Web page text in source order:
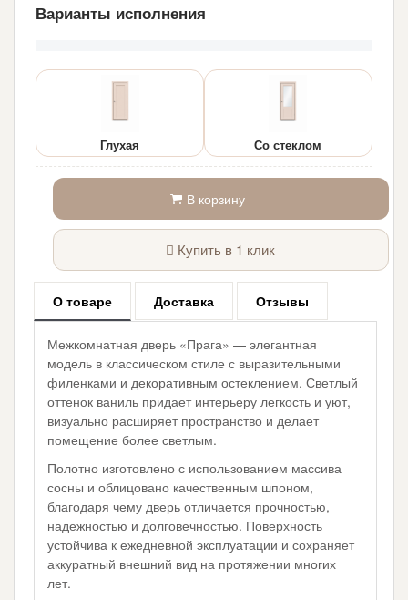
Варианты исполнения
Глухая Со стеклом
В корзину
Купить в 1 клик
О товаре Доставка Отзывы
Межкомнатная дверь «Прага» — элегантная
модель в классическом стиле с выразительными
филенками и декоративным остеклением. Светлый
оттенок ваниль придает интерьеру легкость и уют,
визуально расширяет пространство и делает
помещение более светлым.
Полотно изготовлено с использованием массива
сосны и облицовано качественным шпоном,
благодаря чему дверь отличается прочностью,
надежностью и долговечностью. Поверхность
устойчива к ежедневной эксплуатации и сохраняет
аккуратный внешний вид на протяжении многих
лет.